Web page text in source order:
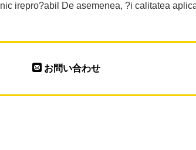
irepro?abil De asemenea, ?i calitatea
お問い合わせ